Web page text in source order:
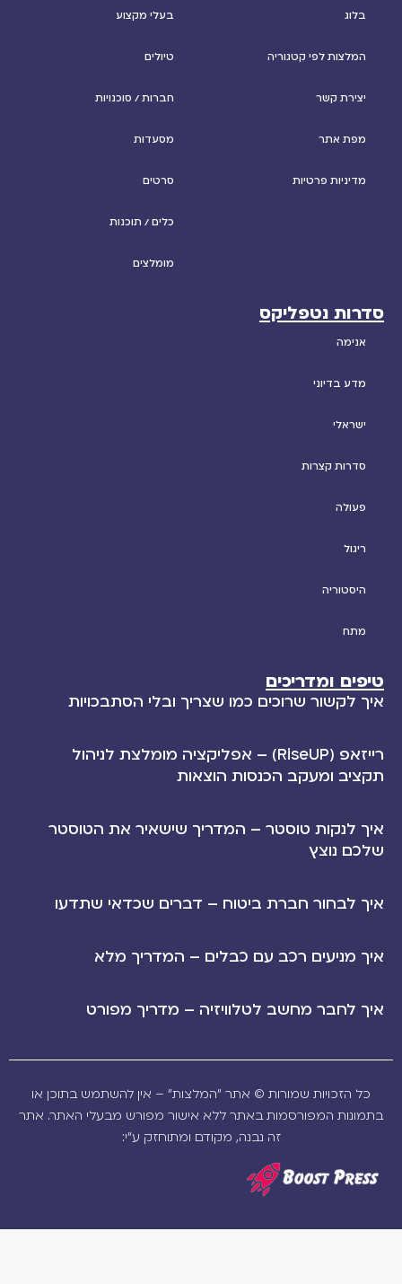
בלוג
המלצות לפי קטגוריה
יצירת קשר
מפת אתר
מדיניות פרטיות
בעלי מקצוע
טיולים
חברות / סוכנויות
מסעדות
סרטים
כלים / תוכנות
מומלצים
סדרות נטפליקס
אנימה
מדע בדיוני
ישראלי
סדרות קצרות
פעולה
ריגול
היסטוריה
מתח
טיפים ומדריכים
איך לקשור שרוכים כמו שצריך ובלי הסתבכויות
רייזאפ (RiseUP) – אפליקציה מומלצת לניהול
תקציב ומעקב הכנסות הוצאות
איך לנקות טוסטר – המדריך שישאיר את הטוסטר
שלכם נוצץ
איך לבחור חברת ביטוח – דברים שכדאי שתדעו
איך מניעים רכב עם כבלים – המדריך מלא
איך לחבר מחשב לטלוויזיה – מדריך מפורט
כל הזכויות שמורות © אתר "המלצות" – אין להשתמש בתוכן או
בתמונות המפורסמות באתר ללא אישור מפורש מבעלי האתר. אתר
זה נבנה, מקודם ומתוחזק ע"י: